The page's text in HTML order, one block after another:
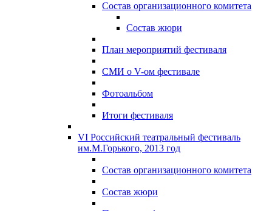
Состав организационного комитета
Состав жюри
План мероприятий фестиваля
СМИ о V-ом фестивале
Фотоальбом
Итоги фестиваля
VI Российский театральный фестиваль
им.М.Горького, 2013 год
Состав организационного комитета
Состав жюри